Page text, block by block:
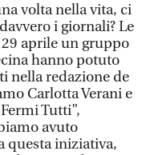
volta nella vita, ci
i giornali? Le
aprile un gruppo
hanno potuto
nella redazione de
Carlotta Verani e
Tutti”,
avuto
questa iniziativa,